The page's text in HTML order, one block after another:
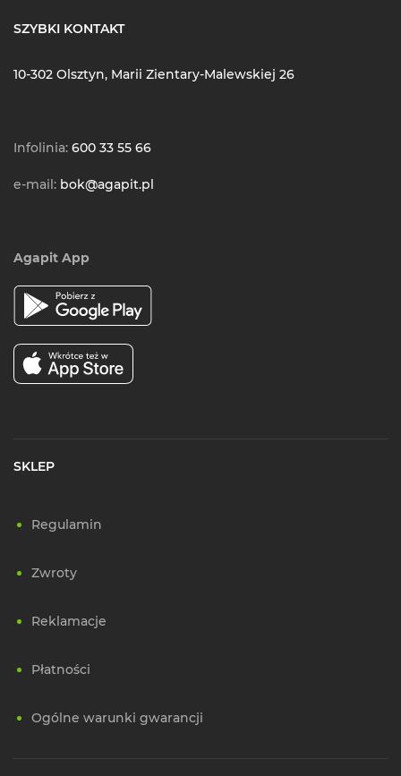
SZYBKI KONTAKT
10-302 Olsztyn, Marii Zientary-Malewskiej 26
Infolinia: 600 33 55 66
e-mail: bok@agapit.pl
Agapit App
SKLEP
Regulamin
Zwroty
Reklamacje
Płatności
Ogólne warunki gwarancji